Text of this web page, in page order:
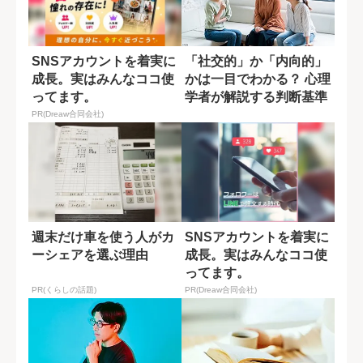
SNSアカウントを着実に
成長。実はみんなココ使
ってます。
PR(Dreaw合同会社)
「社交的」か「内向的」
かは一目でわかる？ 心理
学者が解説する判断基準
週末だけ車を使う人がカ
ーシェアを選ぶ理由
PR(くらしの話題)
SNSアカウントを着実に
成長。実はみんなココ使
ってます。
PR(Dreaw合同会社)